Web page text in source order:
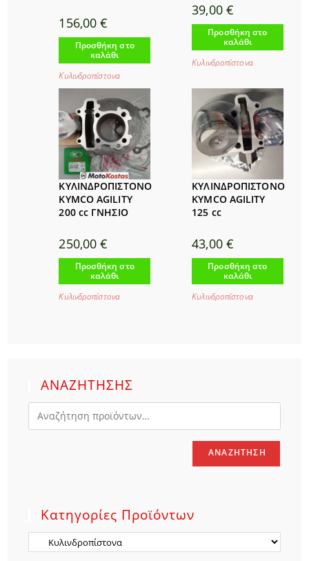
156,00€
Προσθήκη στο
καλάθι
Κυλινδροπίστονα
39,00 €
Προσθήκη στο
καλάθι
Κυλινδροπίστονα
ΚΥΛΙΝΔΡΟΠΙΣΤΟΝΟ
KYMCO AGILITY
200 cc ΓΝΗΣΙΟ
250,00€
Προσθήκη στο
καλάθι
Κυλινδροπίστονα
ΚΥΛΙΝΔΡΟΠΙΣΤΟΝΟ
KYMCO AGILITY
125 cc
43,00 €
Προσθήκη στο
καλάθι
Κυλινδροπίστονα
ΑΝΑΖΗΤΗΣΗΣ
ΑΝΑΖΉΤΗΣΗ
Κατηγορίες Προϊόντων